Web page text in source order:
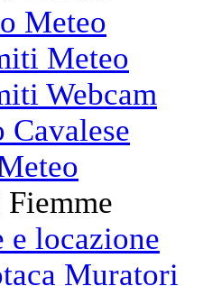
Meteo
Meteo
Webcam
Cavalese
e locazione
Muratori